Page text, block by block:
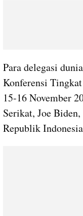
Para delegasi
Konferensi
15-16 November
Serikat, Joe
Republik